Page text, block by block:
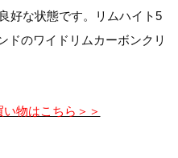
好な状態です。リムハイト5
ドのワイドリムカーボンクリ
物はこちら＞＞